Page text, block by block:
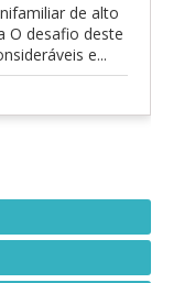
de alto
O desafio deste
e...